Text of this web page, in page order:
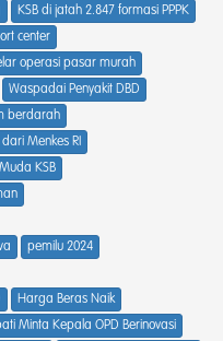
KSB di jatah 2.847 formasi PPPK
center
operasi pasar murah
Waspadai Penyakit DBD
berdarah
Menkes RI
KSB
pemilu 2024
Harga Beras Naik
Minta Kepala OPD Berinovasi